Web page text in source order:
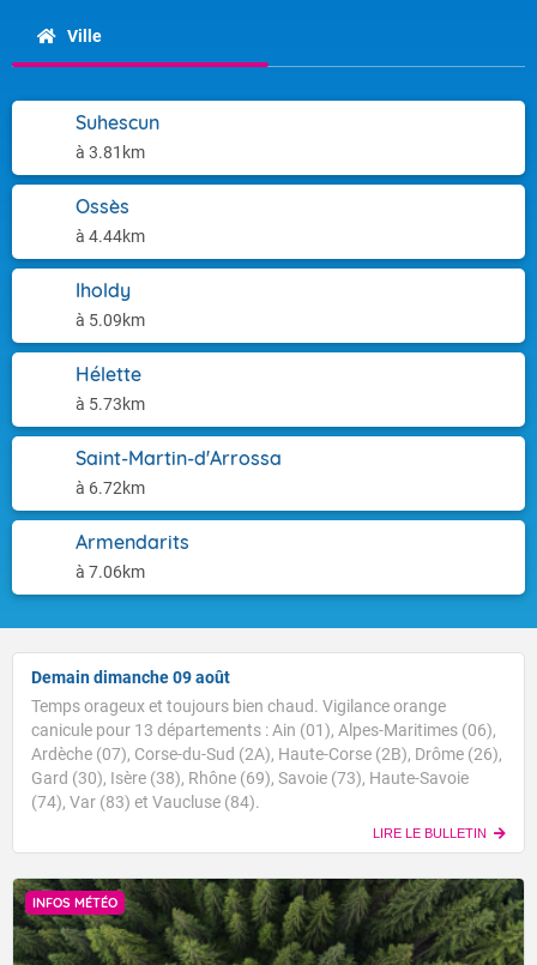
Ville
Suhescun
à 3.81km
Ossès
à 4.44km
Iholdy
à 5.09km
Hélette
à 5.73km
Saint-Martin-d'Arrossa
à 6.72km
Armendarits
à 7.06km
Demain dimanche 09 août
Temps orageux et toujours bien chaud. Vigilance orange
canicule pour 13 départements : Ain (01), Alpes-Maritimes (06),
Ardèche (07), Corse-du-Sud (2A), Haute-Corse (2B), Drôme (26),
Gard (30), Isère (38), Rhône (69), Savoie (73), Haute-Savoie
(74), Var (83) et Vaucluse (84).
LIRE LE BULLETIN
INFOS MÉTÉO